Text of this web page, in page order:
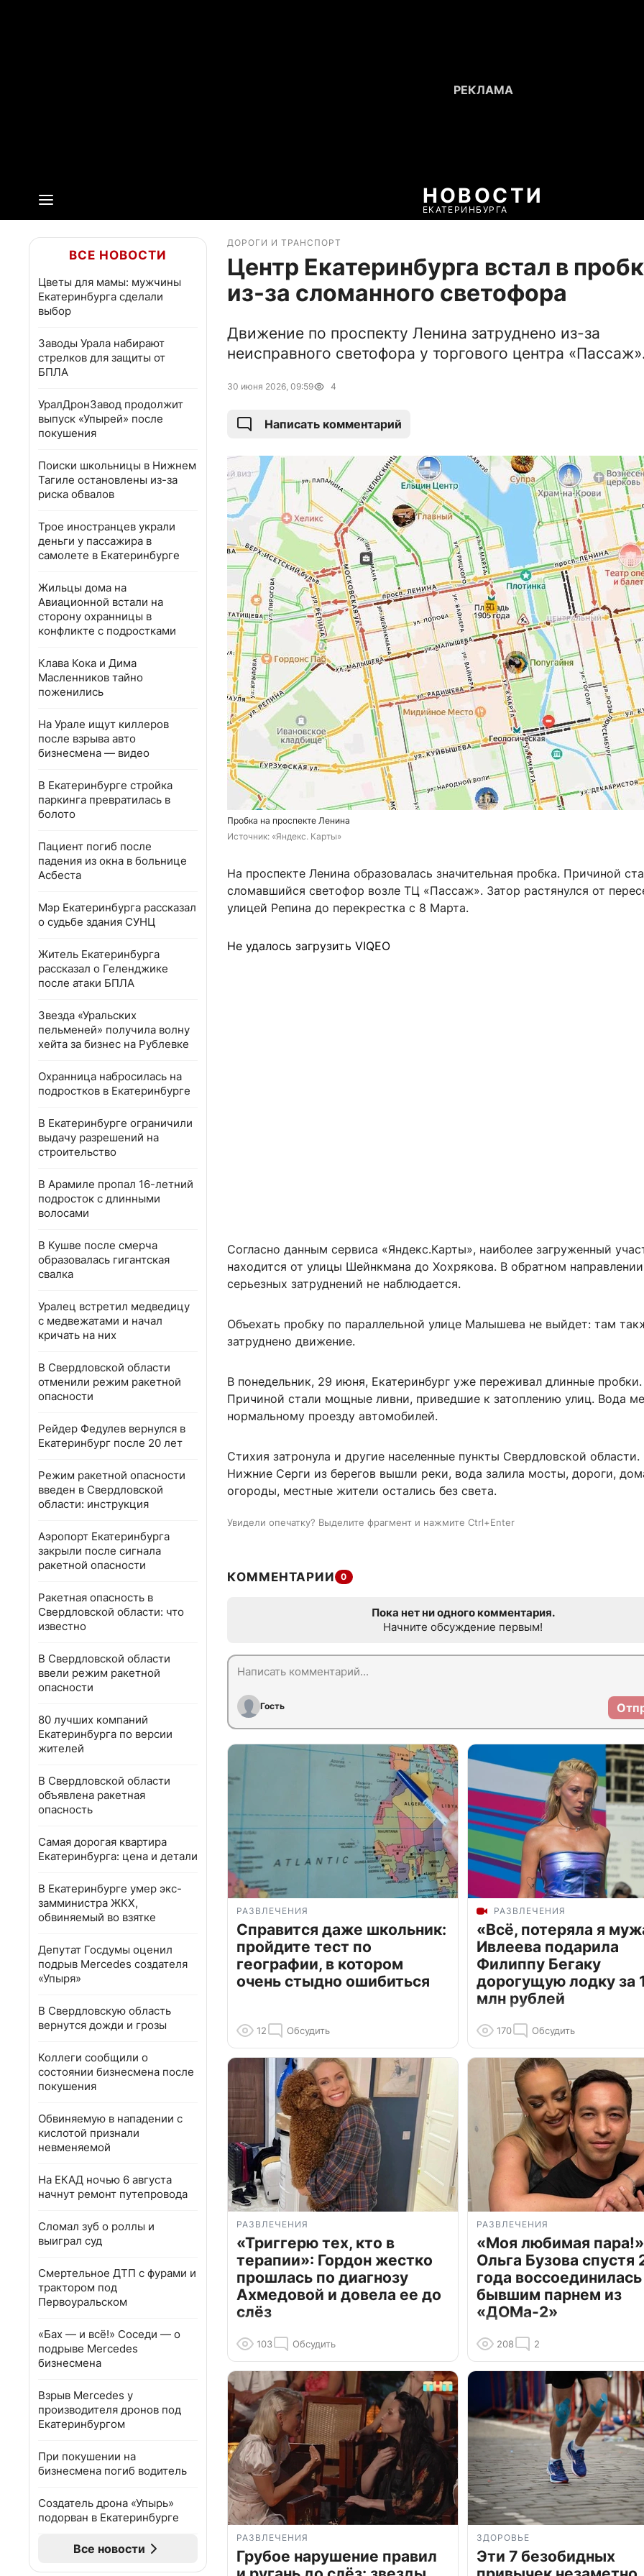
НОВОСТИ
ЕКАТЕРИНБУРГА
ВСЕ НОВОСТИ
Цветы для мамы: мужчины
Екатеринбурга сделали
выбор
Заводы Урала набирают
стрелков для защиты от
БПЛА
УралДронЗавод продолжит
выпуск «Упырей» после
покушения
Поиски школьницы в Нижнем
Тагиле остановлены из-за
риска обвалов
Трое иностранцев украли
деньги у пассажира в
самолете в Екатеринбурге
Жильцы дома на
Авиационной встали на
сторону охранницы в
конфликте с подростками
Клава Кока и Дима
Масленников тайно
поженились
На Урале ищут киллеров
после взрыва авто
бизнесмена — видео
В Екатеринбурге стройка
паркинга превратилась в
болото
Пациент погиб после
падения из окна в больнице
Асбеста
Мэр Екатеринбурга рассказал
о судьбе здания СУНЦ
Житель Екатеринбурга
рассказал о Геленджике
после атаки БПЛА
Звезда «Уральских
пельменей» получила волну
хейта за бизнес на Рублевке
Охранница набросилась на
подростков в Екатеринбурге
В Екатеринбурге ограничили
выдачу разрешений на
строительство
В Арамиле пропал 16-летний
подросток с длинными
волосами
В Кушве после смерча
образовалась гигантская
свалка
Уралец встретил медведицу
с медвежатами и начал
кричать на них
В Свердловской области
отменили режим ракетной
опасности
Рейдер Федулев вернулся в
Екатеринбург после 20 лет
Режим ракетной опасности
введен в Свердловской
области: инструкция
Аэропорт Екатеринбурга
закрыли после сигнала
ракетной опасности
Ракетная опасность в
Свердловской области: что
известно
В Свердловской области
ввели режим ракетной
опасности
80 лучших компаний
Екатеринбурга по версии
жителей
В Свердловской области
объявлена ракетная
опасность
Самая дорогая квартира
Екатеринбурга: цена и детали
В Екатеринбурге умер экс-
замминистра ЖКХ,
обвиняемый во взятке
Депутат Госдумы оценил
подрыв Mercedes создателя
«Упыря»
В Свердловскую область
вернутся дожди и грозы
Коллеги сообщили о
состоянии бизнесмена после
покушения
Обвиняемую в нападении с
кислотой признали
невменяемой
На ЕКАД ночью 6 августа
начнут ремонт путепровода
Сломал зуб о роллы и
выиграл суд
Смертельное ДТП с фурами и
трактором под
Первоуральском
«Бах — и всё!» Соседи — о
подрыве Mercedes
бизнесмена
Взрыв Mercedes у
производителя дронов под
Екатеринбургом
При покушении на
бизнесмена погиб водитель
Создатель дрона «Упырь»
подорван в Екатеринбурге
Все новости
ДОРОГИ И ТРАНСПОРТ
Центр Екатеринбурга встал в
из-за сломанного светофора
Движение по проспекту Ленина затруднено из-за
неисправного светофора у торгового центра
30 июня 2026, 09:59 4
Написать комментарий
Пробка на проспекте Ленина
Источник: «Яндекс. Карты»
На проспекте Ленина образовалась значительная пробка. Причиной
сломавшийся светофор возле ТЦ «Пассаж». Затор растянулся от
улицей Репина до перекрестка с 8 Марта.
Не удалось загрузить VIQEO
Согласно данным сервиса «Яндекс.Карты», наиболее загруженный
находится от улицы Шейнкмана до Хохрякова. В обратном направлении
серьезных затруднений не наблюдается.
Объехать пробку по параллельной улице Малышева не выйдет: там
затруднено движение.
В понедельник, 29 июня, Екатеринбург уже переживал длинные пробки.
Причиной стали мощные ливни, приведшие к затоплению улиц. Вода
нормальному проезду автомобилей.
Стихия затронула и другие населенные пункты Свердловской области.
Нижние Серги из берегов вышли реки, вода залила мосты, дороги,
огороды, местные жители остались без света.
Увидели опечатку? Выделите фрагмент и нажмите Ctrl+Enter
КОММЕНТАРИИ 0
Пока нет ни одного комментария.
Начните обсуждение первым!
Гость
РАЗВЛЕЧЕНИЯ
Справится даже школьник:
пройдите тест по
географии, в котором
очень стыдно ошибиться
12 Обсудить
РАЗВЛЕЧЕНИЯ
«Всё, потеряла я
Ивлеева подарила
Филиппу Бегаку
дорогущую лодку за
млн рублей
170 Обсудить
РАЗВЛЕЧЕНИЯ
«Триггерю тех, кто в
терапии»: Гордон жестко
прошлась по диагнозу
Ахмедовой и довела ее до
слёз
103 Обсудить
РАЗВЛЕЧЕНИЯ
«Моя любимая
Ольга Бузова спустя
года
бывшим парнем из
«ДОМа-2»
208 2
РАЗВЛЕЧЕНИЯ
Грубое нарушение правил
ЗДОРОВЬЕ
Эти 7 безобидных